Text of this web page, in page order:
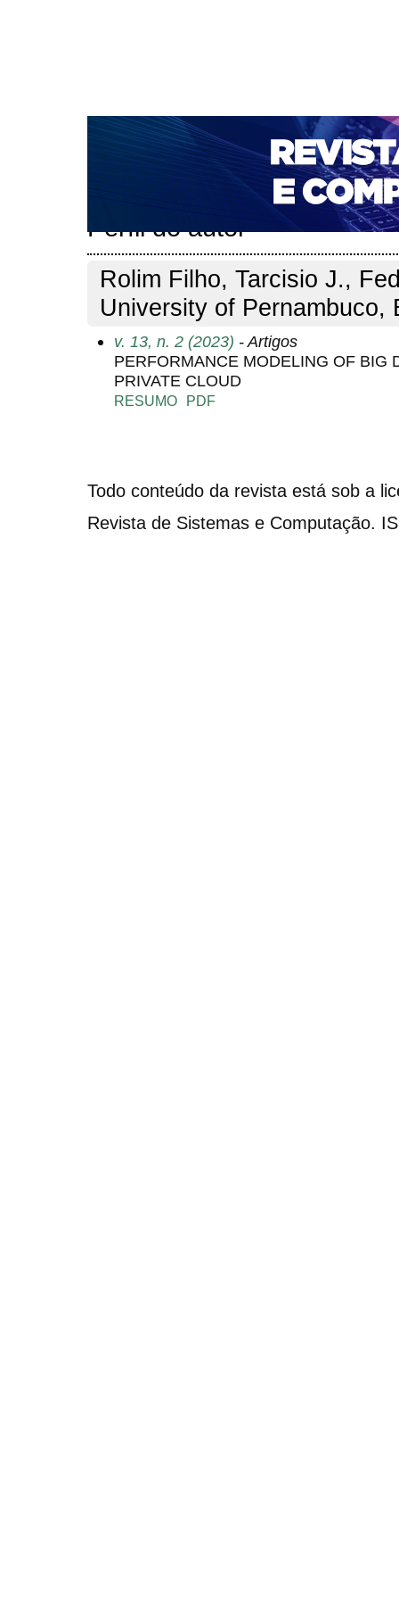
CAPA SOBRE ACESSO CADASTRO
NOTÍCIAS
PORTAL DE REVISTAS DA UNIFACS
PARA AVALIADORES
NOVA SUBMISSÃO
Perfil do autor
Rolim Filho, Tarcisio J.,
University of Pernambuco,
v. 13, n. 2 (2023) - Artigos
PERFORMANCE MODELING OF BIG
PRIVATE CLOUD
RESUMO PDF
Todo conteúdo da revista está sob a
Revista de Sistemas e Computação.